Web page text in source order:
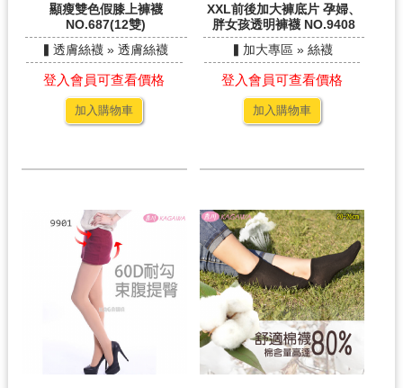
顯瘦雙色假膝上褲襪
NO.687(12雙)
▍透膚絲襪 » 透膚絲襪
登入會員可查看價格
加入購物車
XXL前後加大褲底片 孕婦、
胖女孩透明褲襪 NO.9408
▍加大專區 » 絲襪
登入會員可查看價格
加入購物車